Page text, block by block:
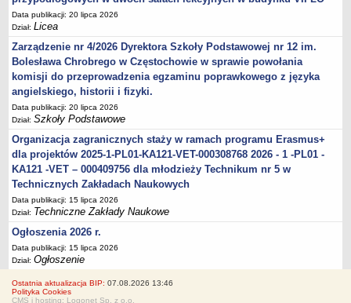
Data publikacji: 20 lipca 2026
Dział:Licea
Zarządzenie nr 4/2026 Dyrektora Szkoły Podstawowej nr 12 im.
Bolesława Chrobrego w Częstochowie w sprawie powołania
komisji do przeprowadzenia egzaminu poprawkowego z języka
angielskiego, historii i fizyki.
Data publikacji: 20 lipca 2026
Dział:Szkoły Podstawowe
Organizacja zagranicznych staży w ramach programu Erasmus+
dla projektów 2025-1-PL01-KA121-VET-000308768 2026 - 1 -PL01 -
KA121 -VET – 000409756 dla młodzieży Technikum nr 5 w
Technicznych Zakładach Naukowych
Data publikacji: 15 lipca 2026
Dział: Techniczne Zakłady Naukowe
Ogłoszenia 2026 r.
Data publikacji: 15 lipca 2026
Dział:Ogłoszenie
Ostatnia aktualizacja BIP: 07.08.2026 13:46
Polityka Cookies
CMS i hosting: Logonet Sp. z o.o.